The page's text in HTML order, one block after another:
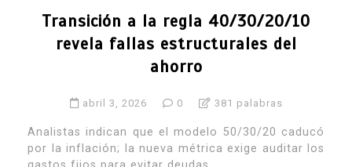
Transición a la regla 40/30/20/10
revela fallas estructurales del
ahorro
abril 3, 2026 0 381 palabras
Analistas indican que el modelo 50/30/20 caducó
por la inflación; la nueva métrica exige auditar los